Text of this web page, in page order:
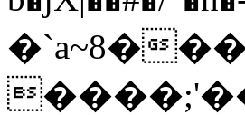
�`a~8�